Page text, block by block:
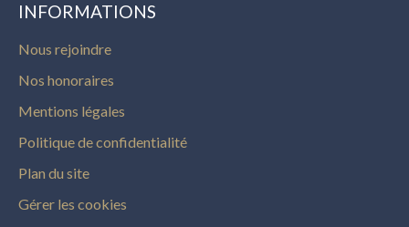
INFORMATIONS
Nous rejoindre
Nos honoraires
Mentions légales
Politique de confidentialité
Plan du site
Gérer les cookies